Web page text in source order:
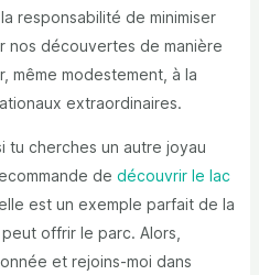
responsabilité de minimiser
nos découvertes de manière
même modestement, à la
extraordinaires.
tu cherches un autre joyau
de découvrir le lac
est un exemple parfait de la
offrir le parc. Alors,
et rejoins-moi dans